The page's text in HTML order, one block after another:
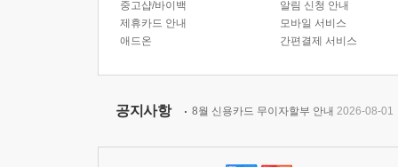
중고샵/바이백
제휴카드 안내
애드온
알림 신청 안내
모바일 서비스
간편결제 서비스
공지사항 8월 신용카드 무이자할부 안내 2026-08-01